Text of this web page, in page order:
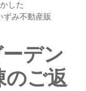
した
ずみ不動産販
デン
のご返